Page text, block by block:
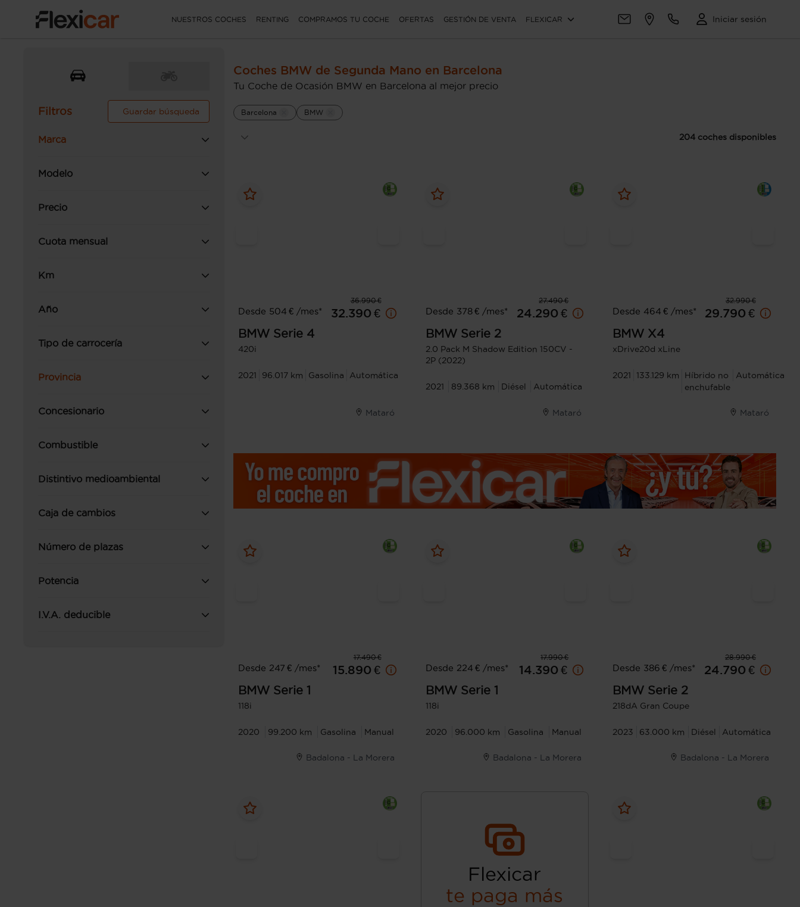
NUESTROS COCHES RENTING COMPRAMOS TU COCHE OFERTAS GESTIÓN DE VENTA FLEXICAR Iniciar sesión
Filtros Guardar búsqueda
Marca
Modelo
Precio
Cuota mensual
Km
Año
Tipo de carrocería
Provincia
Concesionario
Combustible
Distintivo medioambiental
Caja de cambios
Número de plazas
Potencia
I.V.A. deducible
Coches BMW de Segunda Mano en Barcelona
Tu Coche de Ocasión BMW en Barcelona al mejor precio
Barcelona BMW
204 coches disponibles
36.990 €
Desde 504 € /mes*
32.390 €
BMW Serie 4
420i
2021 96.017 km Gasolina Automática
Mataró
27.490 €
Desde 378 € /mes*
24.290 €
BMW Serie 2
2.0 Pack M Shadow Edition 150CV -
2P (2022)
2021 89.368 km Diésel Automática
Mataró
32.990 €
Desde 464 € /mes*
29.790 €
BMW X4
xDrive20d xLine
2021 133.129 km
Híbrido no
enchufable
Automática
Mataró
17.490 €
Desde 247 € /mes*
15.890 €
BMW Serie 1
118i
2020 99.200 km Gasolina Manual
Badalona - La Morera
17.990 €
Desde 224 € /mes*
14.390 €
BMW Serie 1
118i
2020 96.000 km Gasolina Manual
Badalona - La Morera
28.990 €
Desde 386 € /mes*
24.790 €
BMW Serie 2
218dA Gran Coupe
2023 63.000 km Diésel Automática
Badalona - La Morera
Flexicar
te paga más